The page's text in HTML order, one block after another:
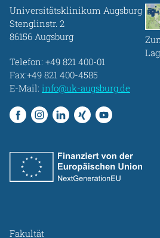
Universitätsklinikum Augsburg
Stenglinstr. 2
86156 Augsburg
Telefon: +49 821 400-01
Fax:+49 821 400-4585
E-Mail: info@uk-augsburg.de
Fakultät